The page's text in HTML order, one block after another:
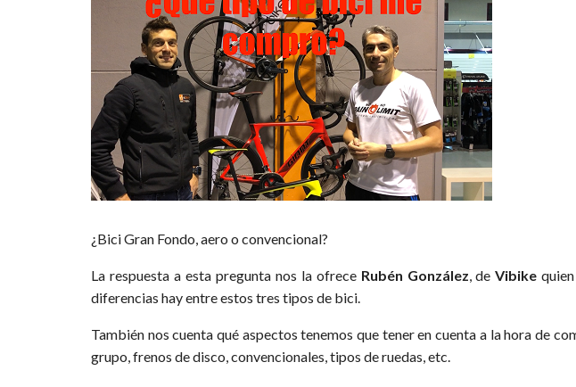
¿Bici Gran Fondo, aero o convencional?
La respuesta a esta pregunta nos la ofrece Rubén González , deVibike
diferencias hay entre estos tres tipos de bici.
También nos cuenta qué aspectos tenemos que tener en cuenta a la hora de
grupo, frenos de disco, convencionales, tipos de ruedas, etc.